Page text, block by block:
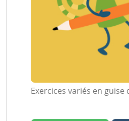
Exercices variés en guise